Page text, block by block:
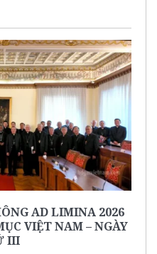
AD LIMINA 2026
VIỆT NAM – NGÀY
III